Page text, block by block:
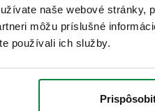
naše webové stránky,
môžu príslušné
používali ich služby.